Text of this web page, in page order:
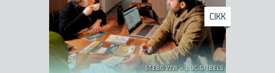
STEBO VZW – LUC GIJBELS
CIKK